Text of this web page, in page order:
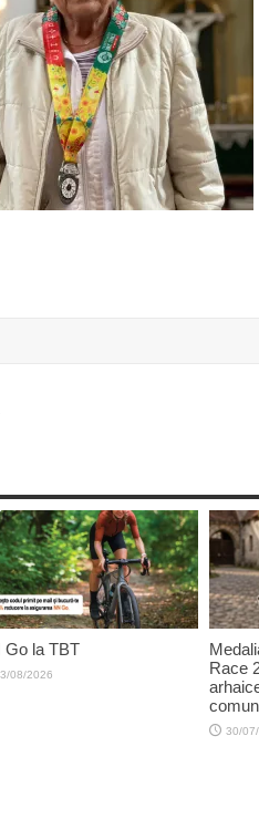
Go la TBT
08/2026
Race
30/